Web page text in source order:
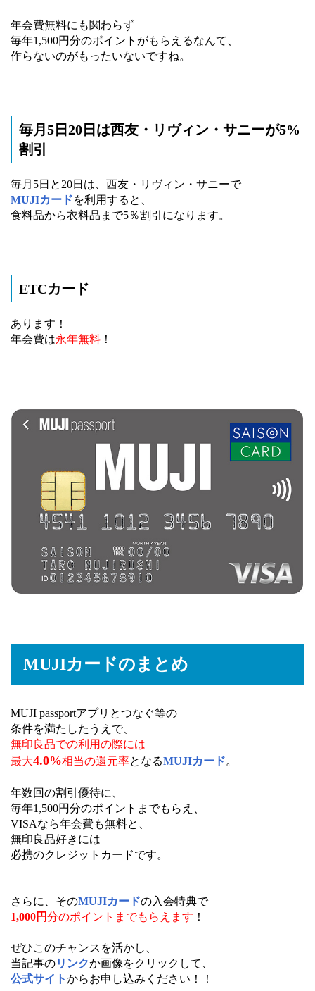
年会費無料にも関わらず
毎年1,500円分のポイントがもらえるなんて、
作らないのがもったいないですね。
毎月5日20日は西友・リヴィン・サニーが5%
割引
毎月5日と20日は、西友・リヴィン・サニーで
MUJIカードを利用すると、
食料品から衣料品まで5％割引になります。
ETCカード
あります！
年会費は永年無料 ！
MUJIカードのまとめ
MUJI passportアプリとつなぐ等の
条件を満たしたうえで、
無印良品での利用の際には
最大4.0%相当の還元率となるMUJIカード。
年数回の割引優待に、
毎年1,500円分のポイントまでもらえ、
VISAなら年会費も無料と、
無印良品好きには
必携のクレジットカードです。
さらに、そのMUJIカードの入会特典で
1,000円分のポイントまでもらえます ！
ぜひこのチャンスを活かし、
当記事のリンクか画像をクリックして、
公式サイトからお申し込みください！！